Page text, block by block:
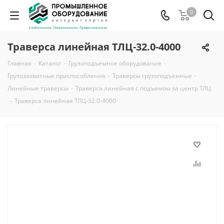
0
Траверса линейная ТЛЦ-32.0-4000
Главная - Каталог - Грузоподъемное оборудование -
Грузозахватные приспособления - Траверсы грузоподъемные -
Линейные траверсы - Траверса линейная с подъемом за центр ТЛЦ
- Траверса линейная ТЛЦ-32.0-4000